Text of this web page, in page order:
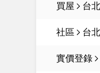
買屋 台
社區 台
實價登錄